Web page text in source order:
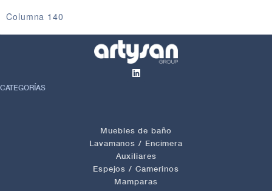
Columna 140
CATEGORÍAS
Muebles de baño
Lavamanos / Encimera
Auxiliares
Espejos / Camerinos
Mamparas